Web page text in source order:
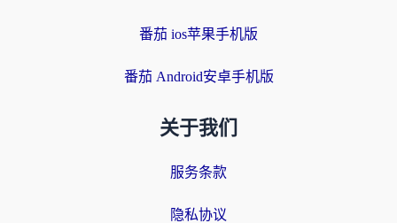
番茄 ios苹果手机版
番茄 Android安卓手机版
关于我们
服务条款
隐私协议